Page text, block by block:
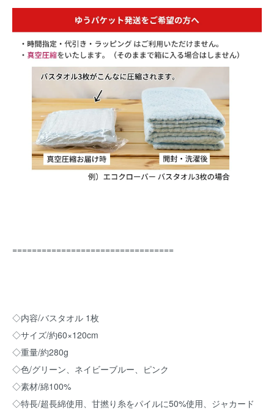
=================================
◇内容/バスタオル 1枚
◇サイズ/約60×120cm
◇重量/約280g
◇色/グリーン、ネイビーブルー、ピンク
◇素材/綿100%
◇特長/超長綿使用、甘撚り糸をパイルに50%使用、ジャカード